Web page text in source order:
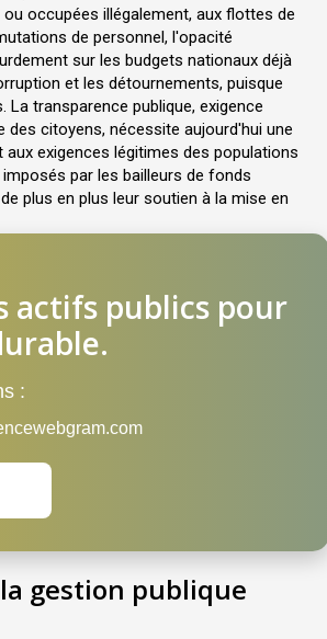
occupées illégalement, aux flottes de
de personnel, l'opacité
sur les budgets nationaux déjà
et les détournements, puisque
transparence publique, exigence
citoyens, nécessite aujourd'hui une
exigences légitimes des populations
par les bailleurs de fonds
plus en plus leur soutien à la mise en
actifs publics pour
:
gestion publique